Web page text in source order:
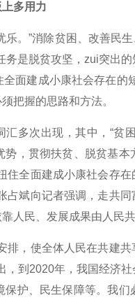
多用力
。”消除贫困、改善民
是脱贫攻坚，zui突出的
面建成小康社会存在的
把握的思路和方法。
次出现，其中，“贫困
，贯彻扶贫、脱贫基
住全面建成小康社会存
占斌向记者强调，走共
人民、发展成果由人民共
，使全体人民在共建共
到2020年，我国经济
护、民生保障等。我